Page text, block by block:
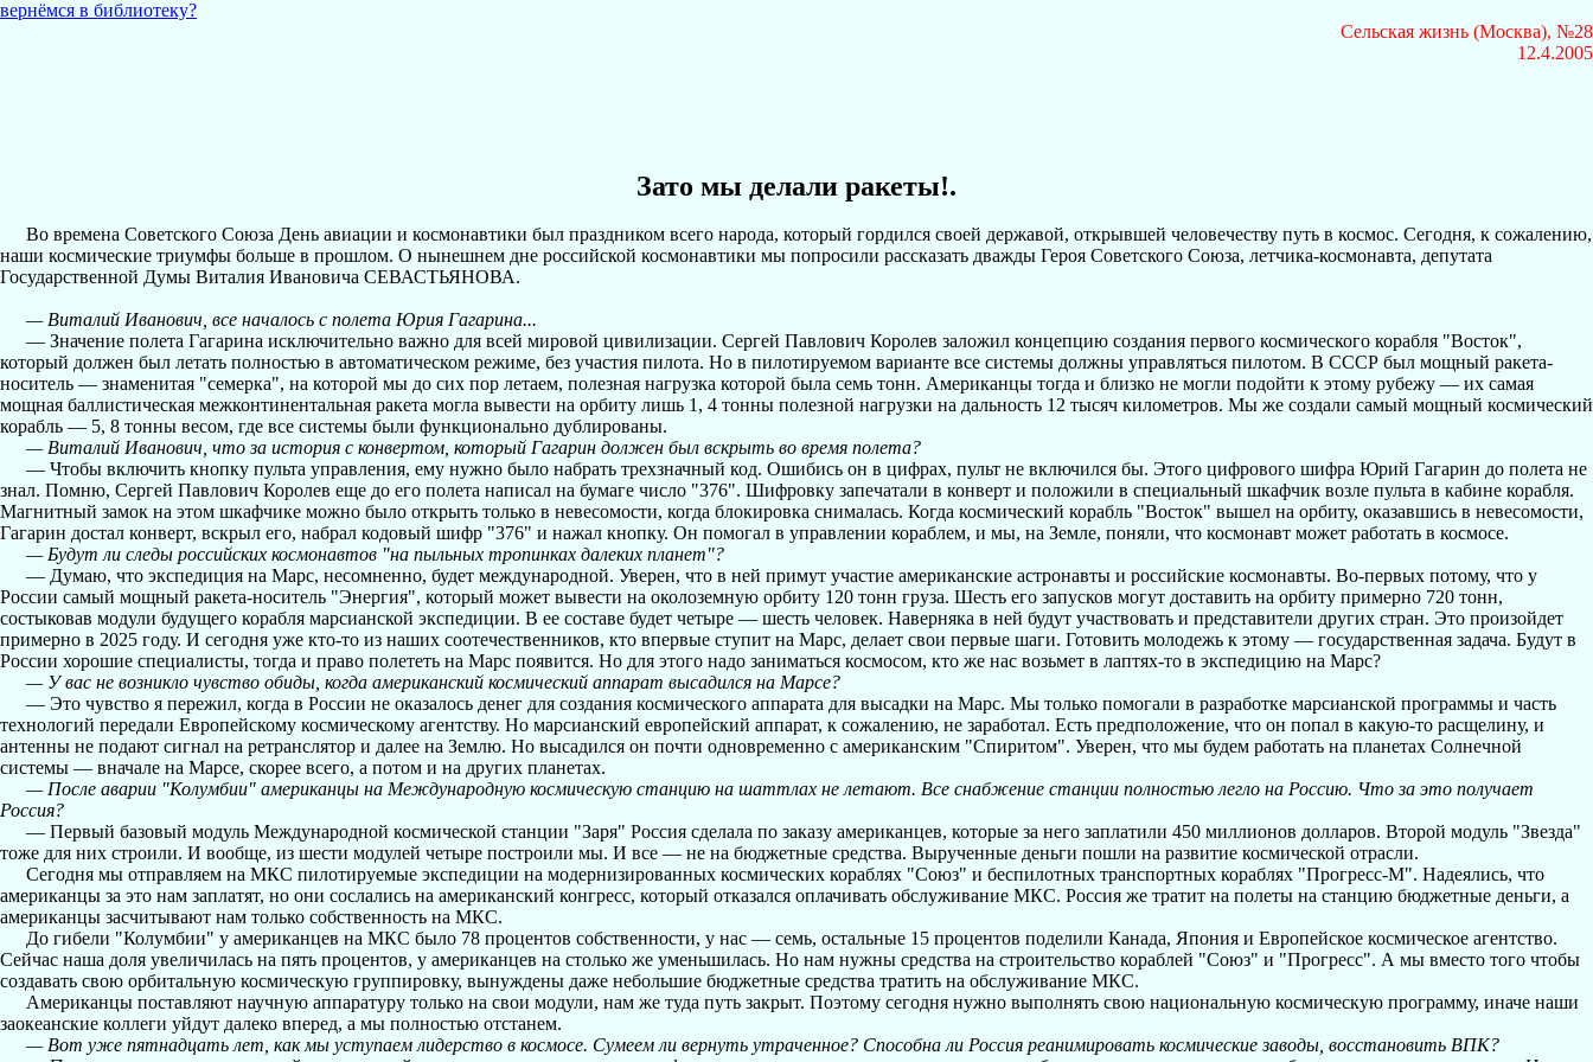
вернёмся в библиотеку?
Сельская жизнь (Москва), №28
12.4.2005
Зато мы делали ракеты!.
Во времена Советского Союза День авиации и космонавтики был праздником всего народа, который гордился своей державой, открывшей человечеству путь в космос. Сегодня, к сожалению,
наши космические триумфы больше в прошлом. О нынешнем дне российской космонавтики мы попросили рассказать дважды Героя Советского Союза, летчика-космонавта, депутата
Государственной Думы Виталия Ивановича СЕВАСТЬЯНОВА.
— Виталий Иванович, все началось с полета Юрия Гагарина...
— Значение полета Гагарина исключительно важно для всей мировой цивилизации. Сергей Павлович Королев заложил концепцию создания первого космического корабля "Восток",
который должен был летать полностью в автоматическом режиме, без участия пилота. Но в пилотируемом варианте все системы должны управляться пилотом. В СССР был мощный ракета-
носитель — знаменитая "семерка", на которой мы до сих пор летаем, полезная нагрузка которой была семь тонн. Американцы тогда и близко не могли подойти к этому рубежу — их самая
мощная баллистическая межконтинентальная ракета могла вывести на орбиту лишь 1, 4 тонны полезной нагрузки на дальность 12 тысяч километров. Мы же создали самый мощный космический
корабль — 5, 8 тонны весом, где все системы были функционально дублированы.
— Виталий Иванович, что за история с конвертом, который Гагарин должен был вскрыть во время полета?
— Чтобы включить кнопку пульта управления, ему нужно было набрать трехзначный код. Ошибись он в цифрах, пульт не включился бы. Этого цифрового шифра Юрий Гагарин до полета не
знал. Помню, Сергей Павлович Королев еще до его полета написал на бумаге число "376". Шифровку запечатали в конверт и положили в специальный шкафчик возле пульта в кабине корабля.
Магнитный замок на этом шкафчике можно было открыть только в невесомости, когда блокировка снималась. Когда космический корабль "Восток" вышел на орбиту, оказавшись в невесомости,
Гагарин достал конверт, вскрыл его, набрал кодовый шифр "376" и нажал кнопку. Он помогал в управлении кораблем, и мы, на Земле, поняли, что космонавт может работать в космосе.
— Будут ли следы российских космонавтов "на пыльных тропинках далеких планет"?
— Думаю, что экспедиция на Марс, несомненно, будет международной. Уверен, что в ней примут участие американские астронавты и российские космонавты. Во-первых потому, что у
России самый мощный ракета-носитель "Энергия", который может вывести на околоземную орбиту 120 тонн груза. Шесть его запусков могут доставить на орбиту примерно 720 тонн,
состыковав модули будущего корабля марсианской экспедиции. В ее составе будет четыре — шесть человек. Наверняка в ней будут участвовать и представители других стран. Это произойдет
примерно в 2025 году. И сегодня уже кто-то из наших соотечественников, кто впервые ступит на Марс, делает свои первые шаги. Готовить молодежь к этому — государственная задача. Будут в
России хорошие специалисты, тогда и право полететь на Марс появится. Но для этого надо заниматься космосом, кто же нас возьмет в лаптях-то в экспедицию на Марс?
— У вас не возникло чувство обиды, когда американский космический аппарат высадился на Марсе?
— Это чувство я пережил, когда в России не оказалось денег для создания космического аппарата для высадки на Марс. Мы только помогали в разработке марсианской программы и часть
технологий передали Европейскому космическому агентству. Но марсианский европейский аппарат, к сожалению, не заработал. Есть предположение, что он попал в какую-то расщелину, и
антенны не подают сигнал на ретранслятор и далее на Землю. Но высадился он почти одновременно с американским "Спиритом". Уверен, что мы будем работать на планетах Солнечной
системы — вначале на Марсе, скорее всего, а потом и на других планетах.
— После аварии "Колумбии" американцы на Международную космическую станцию на шаттлах не летают. Все снабжение станции полностью легло на Россию. Что за это получает
Россия?
— Первый базовый модуль Международной космической станции "Заря" Россия сделала по заказу американцев, которые за него заплатили 450 миллионов долларов. Второй модуль "Звезда"
тоже для них строили. И вообще, из шести модулей четыре построили мы. И все — не на бюджетные средства. Вырученные деньги пошли на развитие космической отрасли.
Сегодня мы отправляем на МКС пилотируемые экспедиции на модернизированных космических кораблях "Союз" и беспилотных транспортных кораблях "Прогресс-М". Надеялись, что
американцы за это нам заплатят, но они сослались на американский конгресс, который отказался оплачивать обслуживание МКС. Россия же тратит на полеты на станцию бюджетные деньги, а
американцы засчитывают нам только собственность на МКС.
До гибели "Колумбии" у американцев на МКС было 78 процентов собственности, у нас — семь, остальные 15 процентов поделили Канада, Япония и Европейское космическое агентство.
Сейчас наша доля увеличилась на пять процентов, у американцев на столько же уменьшилась. Но нам нужны средства на строительство кораблей "Союз" и "Прогресс". А мы вместо того чтобы
создавать свою орбитальную космическую группировку, вынуждены даже небольшие бюджетные средства тратить на обслуживание МКС.
Американцы поставляют научную аппаратуру только на свои модули, нам же туда путь закрыт. Поэтому сегодня нужно выполнять свою национальную космическую программу, иначе наши
заокеанские коллеги уйдут далеко вперед, а мы полностью отстанем.
— Вот уже пятнадцать лет, как мы уступаем лидерство в космосе. Сумеем ли вернуть утраченное? Способна ли Россия реанимировать космические заводы, восстановить ВПК?